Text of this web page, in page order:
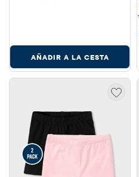
AÑADIR A LA CESTA